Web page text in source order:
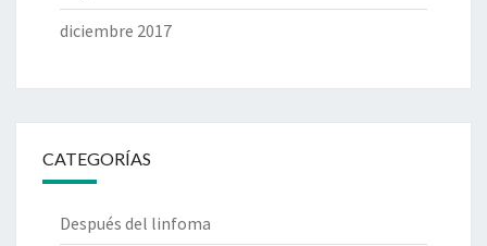
diciembre 2017
CATEGORÍAS
Después del linfoma